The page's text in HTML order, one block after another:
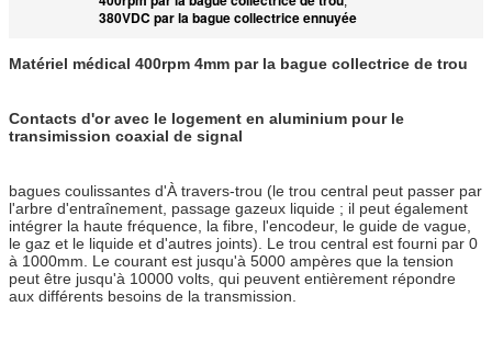
380VDC par la bague collectrice ennuyée
Matériel médical 400rpm 4mm par la bague collectrice de trou
Contacts d'or avec le logement en aluminium pour le
transimission coaxial de signal
bagues coulissantes d'À travers-trou (le trou central peut passer par
l'arbre d'entraînement, passage gazeux liquide ; il peut également
intégrer la haute fréquence, la fibre, l'encodeur, le guide de vague,
le gaz et le liquide et d'autres joints). Le trou central est fourni par 0
à 1000mm. Le courant est jusqu'à 5000 ampères que la tension
peut être jusqu'à 10000 volts, qui peuvent entièrement répondre
aux différents besoins de la transmission.